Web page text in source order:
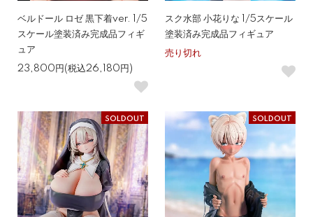
ベルドール ロゼ 黒下着ver. 1/5
スケール塗装済み完成品フィギ
ュア
23,800円(税込26,180円)
スク水部 小花りな 1/5スケール
塗装済み完成品フィギュア
売り切れ
SOLDOUT SOLDOUT